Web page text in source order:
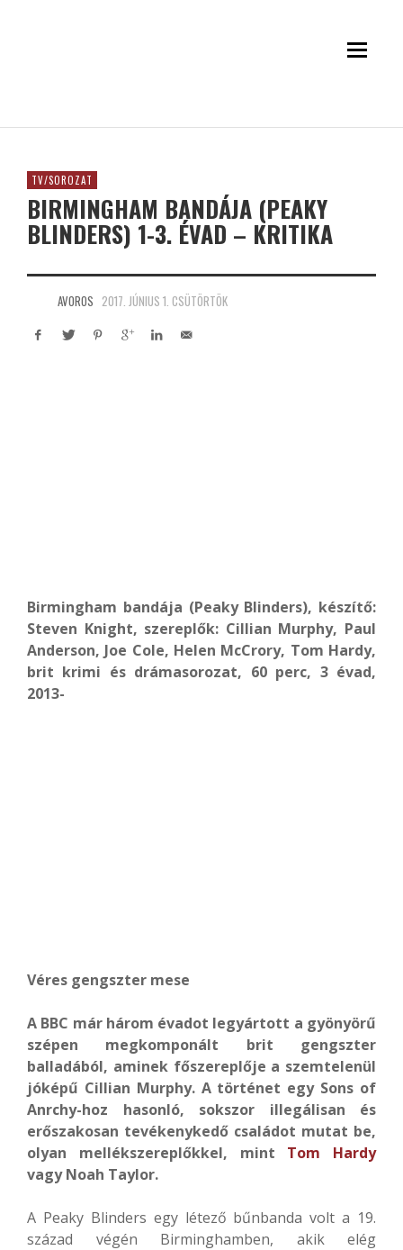
TV/SOROZAT
BIRMINGHAM BANDÁJA (PEAKY
BLINDERS) 1-3. ÉVAD – KRITIKA
AVOROS 2017. JÚNIUS 1. CSÜTÖRTÖK
Birmingham bandája (Peaky Blinders), készítő:
Steven Knight, szereplők: Cillian Murphy, Paul
Anderson, Joe Cole, Helen McCrory, Tom Hardy,
brit krimi és drámasorozat, 60 perc, 3 évad,
2013-
Véres gengszter mese
A BBC már három évadot legyártott a gyönyörű
szépen megkomponált brit gengszter
balladából, aminek főszereplője a szemtelenül
jóképű Cillian Murphy. A történet egy Sons of
Anrchy-hoz hasonló, sokszor illegálisan és
erőszakosan tevékenykedő családot mutat be,
olyan mellékszereplőkkel, mint Tom Hardy
vagy Noah Taylor.
A Peaky Blinders egy létező bűnbanda volt a 19.
század végén Birminghamben, akik elég